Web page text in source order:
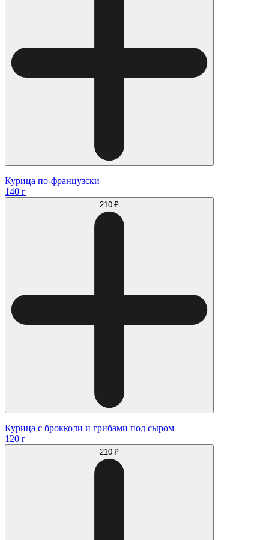
Курица по-французски
140 г
210 ₽
Курица с брокколи и грибами под сыром
120 г
210 ₽